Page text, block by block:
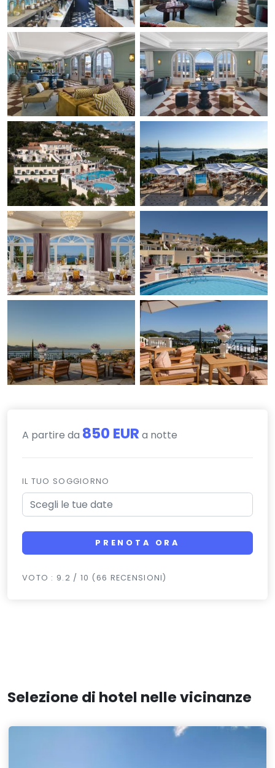
A partire da 850 EUR a notte
IL TUO SOGGIORNO
PRENOTA ORA
VOTO : 9.2 / 10 (66 RECENSIONI)
Selezione di hotel nelle vicinanze